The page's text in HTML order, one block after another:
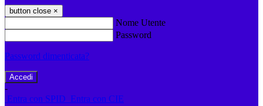
button close ×
Nome Utente
Password
Password dimenticata?
-
Entra con SPID Entra con CIE